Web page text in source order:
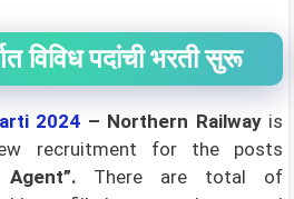
विविध पदांची भरती सुरू
2024 – Northern Railwayis
recruitment for the posts
. There are total of